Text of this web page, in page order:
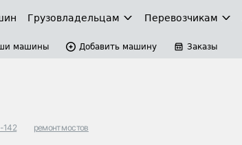
Грузовладельцам Перевозчикам
машины Добавить машину Заказы
142 ремонт мостов